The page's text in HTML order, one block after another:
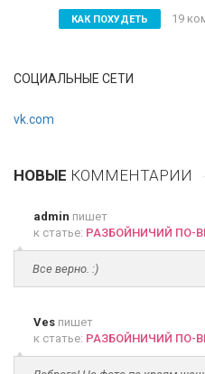
КАК ПОХУДЕТЬ 19
СОЦИАЛЬНЫЕ СЕТИ
vk.com
НОВЫЕ КОММЕНТАРИИ
admin пишет
к статье: РАЗБОЙНИЧИЙ ПО-
Все верно. :)
Ves пишет
к статье: РАЗБОЙНИЧИЙ ПО-